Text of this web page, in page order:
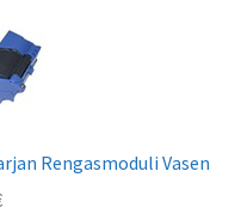
Rengasmoduli Vasen